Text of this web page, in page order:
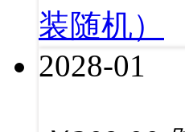
装随机）
2028-01